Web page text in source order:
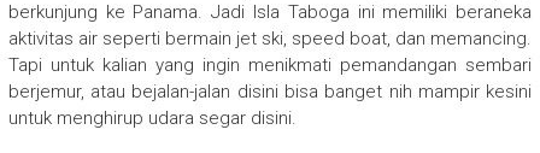
berkunjung ke Panama. Jadi Isla Taboga ini memiliki beraneka
aktivitas air seperti bermain jet ski, speed boat, dan memancing.
Tapi untuk kalian yang ingin menikmati pemandangan sembari
berjemur, atau bejalan-jalan disini bisa banget nih mampir kesini
untuk menghirup udara segar disini.